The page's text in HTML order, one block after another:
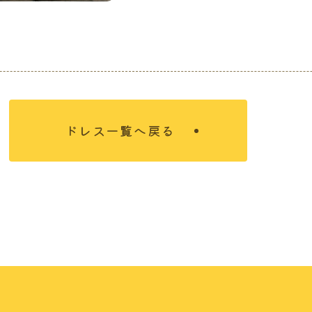
いて 結婚を決めたおふたり
ドレス一覧へ戻る